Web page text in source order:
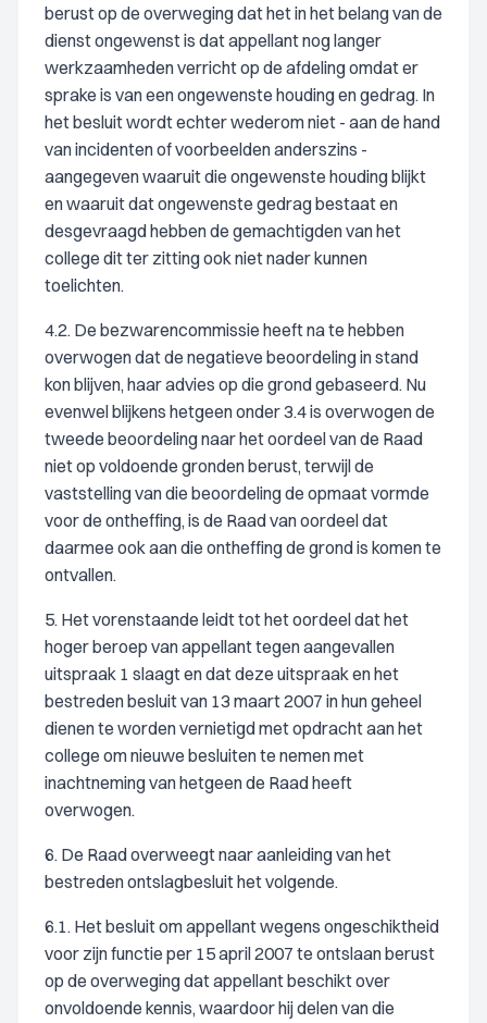
berust op de overweging dat het in het belang van de
dienst ongewenst is dat appellant nog langer
werkzaamheden verricht op de afdeling omdat er
sprake is van een ongewenste houding en gedrag. In
het besluit wordt echter wederom niet - aan de hand
van incidenten of voorbeelden anderszins -
aangegeven waaruit die ongewenste houding blijkt
en waaruit dat ongewenste gedrag bestaat en
desgevraagd hebben de gemachtigden van het
college dit ter zitting ook niet nader kunnen
toelichten.
4.2. De bezwarencommissie heeft na te hebben
overwogen dat de negatieve beoordeling in stand
kon blijven, haar advies op die grond gebaseerd. Nu
evenwel blijkens hetgeen onder 3.4 is overwogen de
tweede beoordeling naar het oordeel van de Raad
niet op voldoende gronden berust, terwijl de
vaststelling van die beoordeling de opmaat vormde
voor de ontheffing, is de Raad van oordeel dat
daarmee ook aan die ontheffing de grond is komen te
ontvallen.
5. Het vorenstaande leidt tot het oordeel dat het
hoger beroep van appellant tegen aangevallen
uitspraak 1 slaagt en dat deze uitspraak en het
bestreden besluit van 13 maart 2007 in hun geheel
dienen te worden vernietigd met opdracht aan het
college om nieuwe besluiten te nemen met
inachtneming van hetgeen de Raad heeft
overwogen.
6. De Raad overweegt naar aanleiding van het
bestreden ontslagbesluit het volgende.
6.1. Het besluit om appellant wegens ongeschiktheid
voor zijn functie per 15 april 2007 te ontslaan berust
op de overweging dat appellant beschikt over
onvoldoende kennis, waardoor hij delen van die